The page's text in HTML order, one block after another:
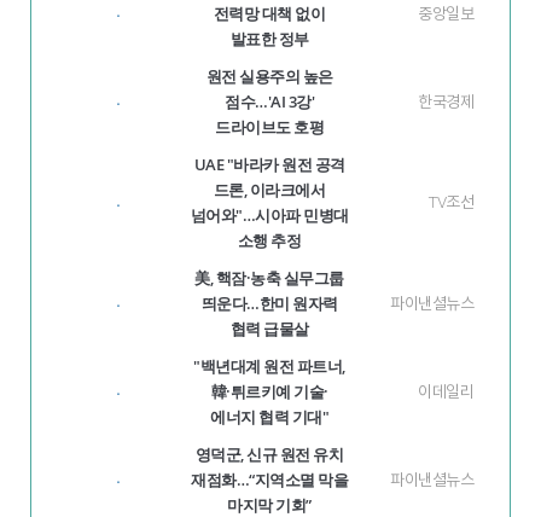
·
전력망 대책 없이
발표한 정부
중앙일보
·
원전 실용주의 높은
점수…'AI 3강'
드라이브도 호평
한국경제
·
UAE "바라카 원전 공격
드론, 이라크에서
넘어와"…시아파 민병대
소행 추정
TV조선
·
美, 핵잠·농축 실무그룹
띄운다…한미 원자력
협력 급물살
파이낸셜뉴스
·
"백년대계 원전 파트너,
韓·튀르키예 기술·
에너지 협력 기대"
이데일리
·
영덕군, 신규 원전 유치
재점화…“지역소멸 막을
마지막 기회”
파이낸셜뉴스